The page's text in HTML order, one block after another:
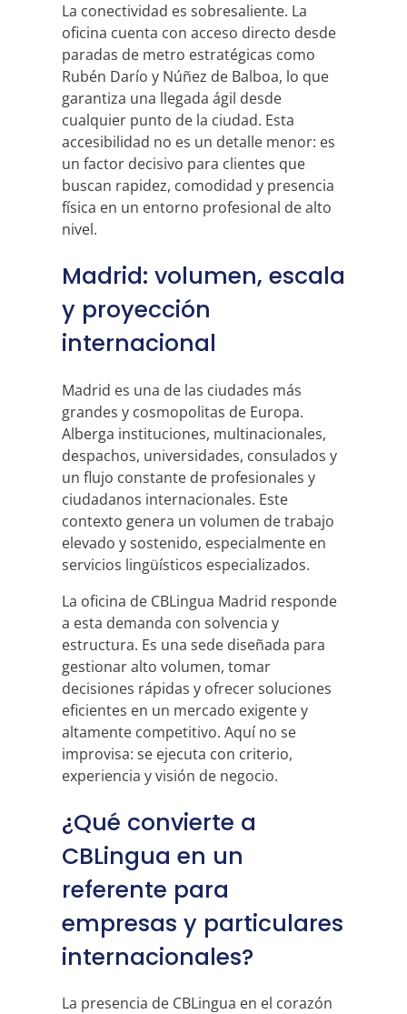
La conectividad es sobresaliente. La
oficina cuenta con acceso directo desde
paradas de metro estratégicas como
Rubén Darío y Núñez de Balboa, lo que
garantiza una llegada ágil desde
cualquier punto de la ciudad. Esta
accesibilidad no es un detalle menor: es
un factor decisivo para clientes que
buscan rapidez, comodidad y presencia
física en un entorno profesional de alto
nivel.
Madrid: volumen, escala
y proyección
internacional
Madrid es una de las ciudades más
grandes y cosmopolitas de Europa.
Alberga instituciones, multinacionales,
despachos, universidades, consulados y
un flujo constante de profesionales y
ciudadanos internacionales. Este
contexto genera un volumen de trabajo
elevado y sostenido, especialmente en
servicios lingüísticos especializados.
La oficina de CBLingua Madrid responde
a esta demanda con solvencia y
estructura. Es una sede diseñada para
gestionar alto volumen, tomar
decisiones rápidas y ofrecer soluciones
eficientes en un mercado exigente y
altamente competitivo. Aquí no se
improvisa: se ejecuta con criterio,
experiencia y visión de negocio.
¿Qué convierte a
CBLingua en un
referente para
empresas y particulares
internacionales?
La presencia de CBLingua en el corazón